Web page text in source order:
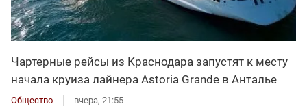
Чартерные рейсы из Краснодара запустят к месту
начала круиза лайнера Astoria Grande в Анталье
Общество вчера, 21:55